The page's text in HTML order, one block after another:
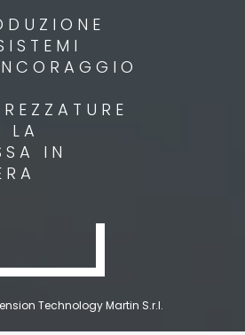
LA
IN
Technology Martin S.r.l.